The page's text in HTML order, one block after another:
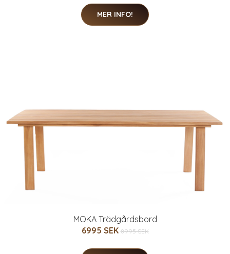
MER INFO!
MOKA Trädgårdsbord
6995 SEK 8995 SEK